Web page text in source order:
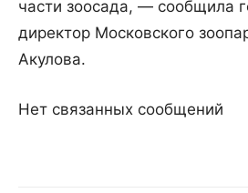
части зоосада, — сообщила
директор Московского
Акулова.
Нет связанных сообщений